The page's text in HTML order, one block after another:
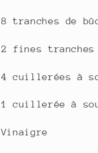
8 tranches de
2 fines tranches
4 cuillerées à
1 cuillerée à
Vinaigre